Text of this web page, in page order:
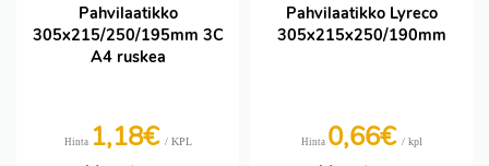
Pahvilaatikko
305x215/250/195mm 3C
A4 ruskea
Hinta 1,18€ / KPL
Pahvilaatikko Lyreco
305x215x250/190mm
Hinta 0,66€ / kpl